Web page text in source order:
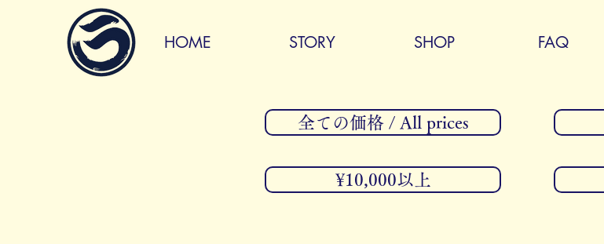
HOME STORY SHOP FAQ
全ての価格 / All prices
¥10,000以上